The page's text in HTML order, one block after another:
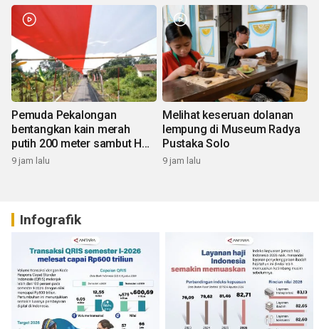
Pemuda Pekalongan
bentangkan kain merah
putih 200 meter sambut HUT
RI
9 jam lalu
Melihat keseruan dolanan
lempung di Museum Radya
Pustaka Solo
9 jam lalu
Infografik